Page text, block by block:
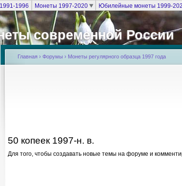
1996 Монеты 1997-2020 Юбилейные монеты 1999-
современной России
Главная › Форумы › Монеты регулярного образца 1997 года
50 копеек 1997-н. в.
Для того, чтобы создавать новые темы на форуме и